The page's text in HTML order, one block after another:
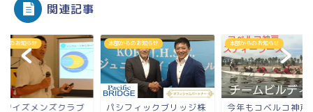
関連記事
らのお知らせ
ワイズメンズクラブ
本部からのお知らせ
パシフィックブリッジ株
本部からのお知らせ
今年もコベルコ神戸